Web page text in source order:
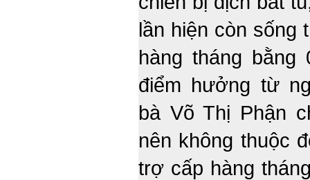
lần hiện còn sống
hàng tháng
điểm hưởng từ
bà Võ Thị Phận
nên không thuộc
trợ cấp hàng